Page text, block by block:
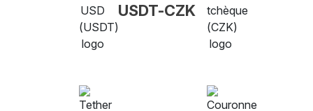
USDT-CZK